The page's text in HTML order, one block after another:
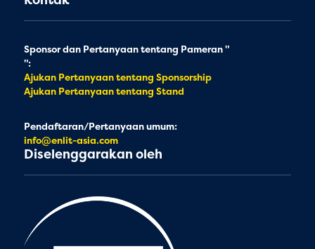
Sponsor dan Pertanyaan tentang Pameran "
":
Ajukan Pertanyaan tentang Sponsorship
Ajukan Pertanyaan tentang Stand
Pendaftaran/Pertanyaan umum:
info@enlit-asia.com
Diselenggarakan oleh